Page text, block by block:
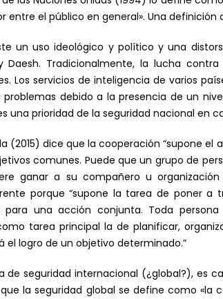
entre el público en general». Una
un uso ideológico y político y una
Daesh. Tradicionalmente, la lucha
Los servicios de inteligencia de varios
debido a la presencia de un
una prioridad de la seguridad nacional en
(2015) dice que la cooperación “supone
comunes. Puede que un grupo de
ganar a su compañero u
porque “supone la tarea de poner
para una acción conjunta. Toda
tarea principal la de planificar,
el logro de un objetivo determinado.”
de seguridad internacional (¿global?), es
la seguridad global se define como